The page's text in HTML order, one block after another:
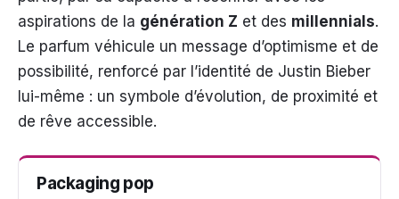
aspirations de la génération Z et des millennials.
Le parfum véhicule un message d’optimisme et de
possibilité, renforcé par l’identité de Justin Bieber
lui-même : un symbole d’évolution, de proximité et
de rêve accessible.
Packaging pop